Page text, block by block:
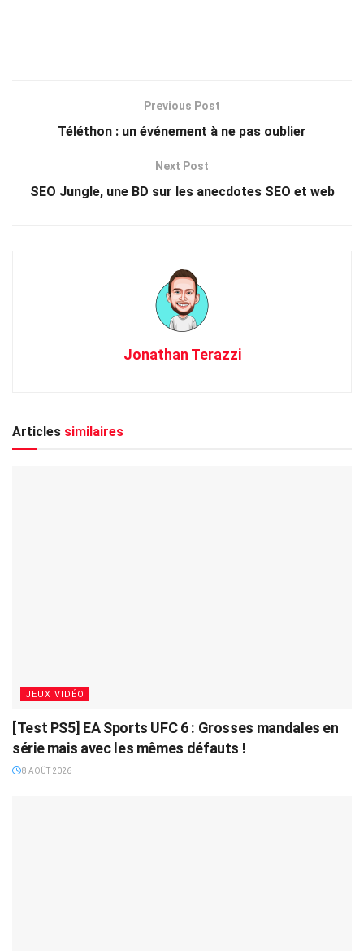
Previous Post
Téléthon : un événement à ne pas oublier
Next Post
SEO Jungle, une BD sur les anecdotes SEO et web
Jonathan Terazzi
Articles similaires
JEUX VIDÉO
[Test PS5] EA Sports UFC 6 : Grosses mandales en
série mais avec les mêmes défauts !
8 AOÛT 2026